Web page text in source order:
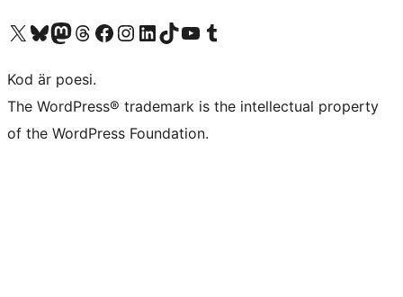
Besök vår X-konto (f.d. Twitter)
Besök vårt Bluesky-konto
Besök vårt Mastodon-konto
Besök vårt Thread-konto
Besök vår Facebook-sidaBesök vårt Instagram-konto
Besök vårt LinkedIn-konto
Besök vårt TikTok-konto
Besök vår YouTube-kanalBesök vårt Tumblr-konto
Kod är poesi.
The WordPress® trademark is the intellectual property
of the WordPress Foundation.